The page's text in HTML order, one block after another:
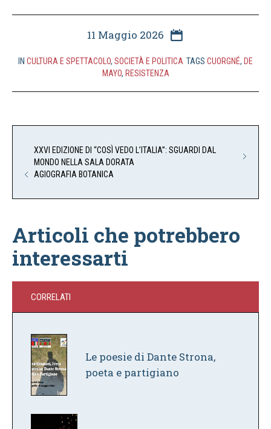
11 Maggio 2026
IN CULTURA E SPETTACOLO, SOCIETÀ E POLITICA TAGS CUORGNÉ, DE
MAYO, RESISTENZA
XXVI EDIZIONE DI “COSÌ VEDO L’ITALIA”: SGUARDI DAL
MONDO NELLA SALA DORATA
AGIOGRAFIA BOTANICA
Articoli che potrebbero
interessarti
CORRELATI
Le poesie di Dante Strona,
poeta e partigiano